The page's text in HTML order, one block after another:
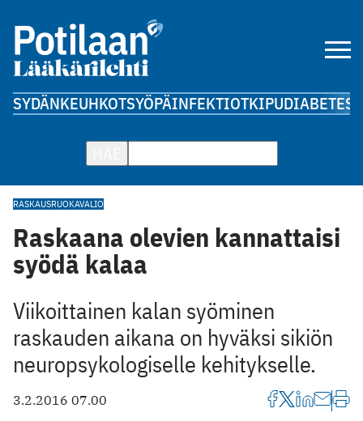
SYDÄNKEUHKOTSYÖPÄINFEKTIOTKIPUDIABETES
RASKAUSRUOKAVALIO
Raskaana olevien kannattaisi
syödä kalaa
Viikoittainen kalan syöminen
raskauden aikana on hyväksi sikiön
neuropsykologiselle kehitykselle.
3.2.2016 07.00